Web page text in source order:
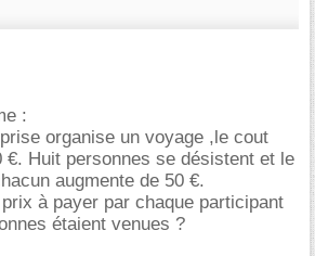
:
organise un voyage ,le cout
€. Huit personnes se désistent et le
augmente de 50 €.
à payer par chaque participant
étaient venues ?